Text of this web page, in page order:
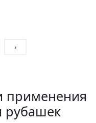
›
применения
рубашек